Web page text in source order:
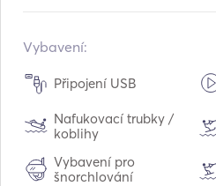
Motory:1 x 100hp
Typ paliva:
Spotřeba:
Kapacita vody:40 L
Maximální cestovní rychlost:35
Vybavení:
Připojení USB
Nafukovací trubky /
koblihy
Vybavení pro
šnorchlování